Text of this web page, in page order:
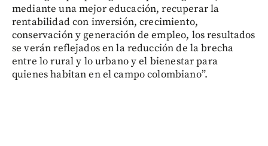
mediante una mejor educación, recuperar la
rentabilidad con inversión, crecimiento,
conservación y generación de empleo, los resultados
se verán reflejados en la reducción de la brecha
entre lo rural y lo urbano y el bienestar para
quienes habitan en el campo colombiano”.